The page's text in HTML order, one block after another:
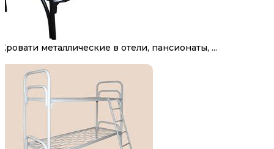
Кровати металлические в отели, пансионаты, ...